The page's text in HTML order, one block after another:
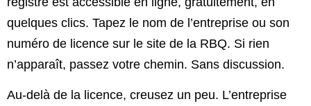
quelques clics. Tapez le nom de l’entreprise ou son
numéro de licence sur le site de la RBQ. Si rien
n’apparaît, passez votre chemin. Sans discussion.
Au-delà de la licence, creusez un peu. L’entreprise